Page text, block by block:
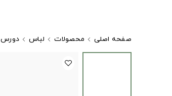
صفحه اصلی محصولات لباس
دورس